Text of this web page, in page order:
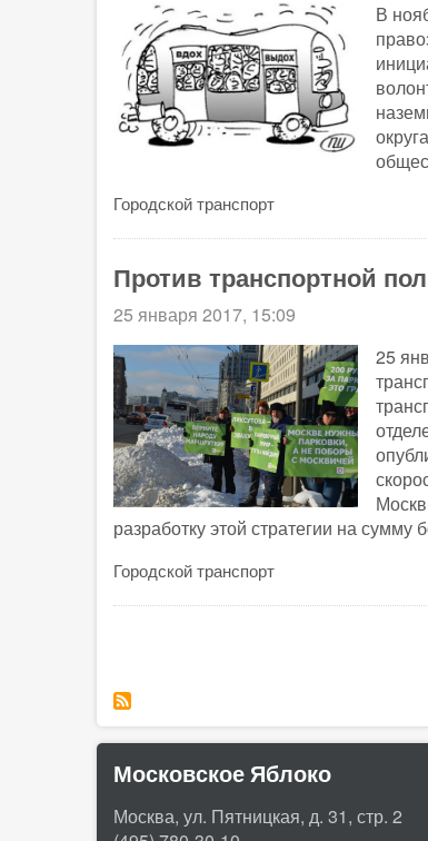
В
Городской транспорт
Против транспортной
25 января 2017, 15:09
25
разработку этой стратегии на сумму
Городской транспорт
Московское Яблоко
Москва, ул. Пятницкая, д. 31, стр. 2